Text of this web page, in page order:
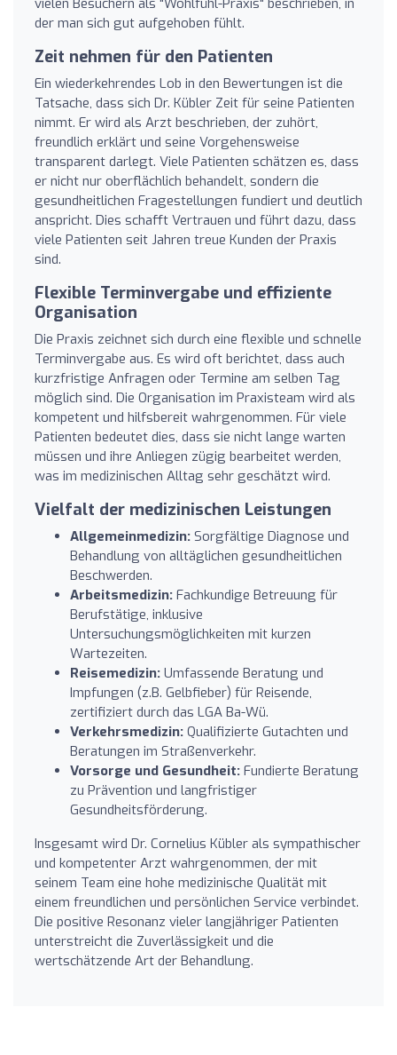
der man sich gut aufgehoben fühlt.
Zeit nehmen für den Patienten
Ein wiederkehrendes Lob in den Bewertungen ist die
Tatsache, dass sich Dr. Kübler Zeit für seine Patienten
nimmt. Er wird als Arzt beschrieben, der zuhört,
freundlich erklärt und seine Vorgehensweise
transparent darlegt. Viele Patienten schätzen es, dass
er nicht nur oberflächlich behandelt, sondern die
gesundheitlichen Fragestellungen fundiert und deutlich
anspricht. Dies schafft Vertrauen und führt dazu, dass
viele Patienten seit Jahren treue Kunden der Praxis
sind.
Flexible Terminvergabe und effiziente
Organisation
Die Praxis zeichnet sich durch eine flexible und schnelle
Terminvergabe aus. Es wird oft berichtet, dass auch
kurzfristige Anfragen oder Termine am selben Tag
möglich sind. Die Organisation im Praxisteam wird als
kompetent und hilfsbereit wahrgenommen. Für viele
Patienten bedeutet dies, dass sie nicht lange warten
müssen und ihre Anliegen zügig bearbeitet werden,
was im medizinischen Alltag sehr geschätzt wird.
Vielfalt der medizinischen Leistungen
Allgemeinmedizin: Sorgfältige Diagnose und
Behandlung von alltäglichen gesundheitlichen
Beschwerden.
Arbeitsmedizin: Fachkundige Betreuung für
Berufstätige, inklusive
Untersuchungsmöglichkeiten mit kurzen
Wartezeiten.
Reisemedizin: Umfassende Beratung und
Impfungen (z.B. Gelbfieber) für Reisende,
zertifiziert durch das LGA Ba-Wü.
Verkehrsmedizin: Qualifizierte Gutachten und
Beratungen im Straßenverkehr.
Vorsorge und Gesundheit: Fundierte Beratung
zu Prävention und langfristiger
Gesundheitsförderung.
Insgesamt wird Dr. Cornelius Kübler als sympathischer
und kompetenter Arzt wahrgenommen, der mit
seinem Team eine hohe medizinische Qualität mit
einem freundlichen und persönlichen Service verbindet.
Die positive Resonanz vieler langjähriger Patienten
unterstreicht die Zuverlässigkeit und die
wertschätzende Art der Behandlung.